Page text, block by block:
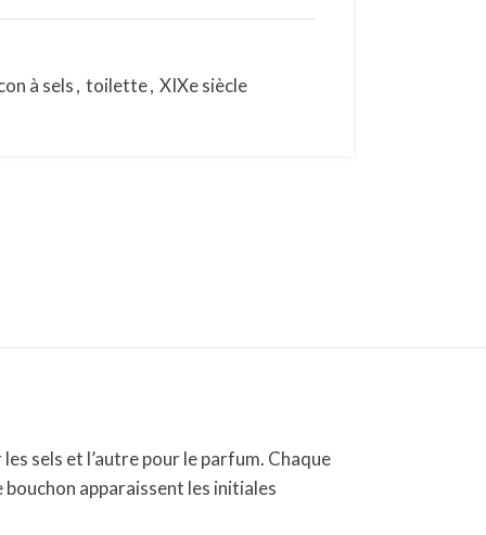
à sels, toilette, XIXe siècle
sels et l’autre pour le parfum. Chaque
apparaissent les initiales